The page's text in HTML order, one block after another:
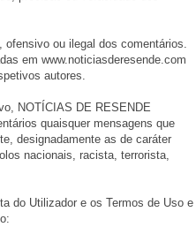
ofensivo ou ilegal dos comentários.
em www.noticiasderesende.com
autores.
NOTÍCIAS DE RESENDE
quaisquer mensagens que
designadamente as de caráter
nacionais, racista, terrorista,
do Utilizador e os Termos de Uso e